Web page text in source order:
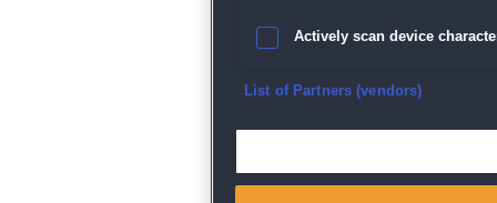
Actively scan device
Ensure security, prevent
List of Partners (vendors)